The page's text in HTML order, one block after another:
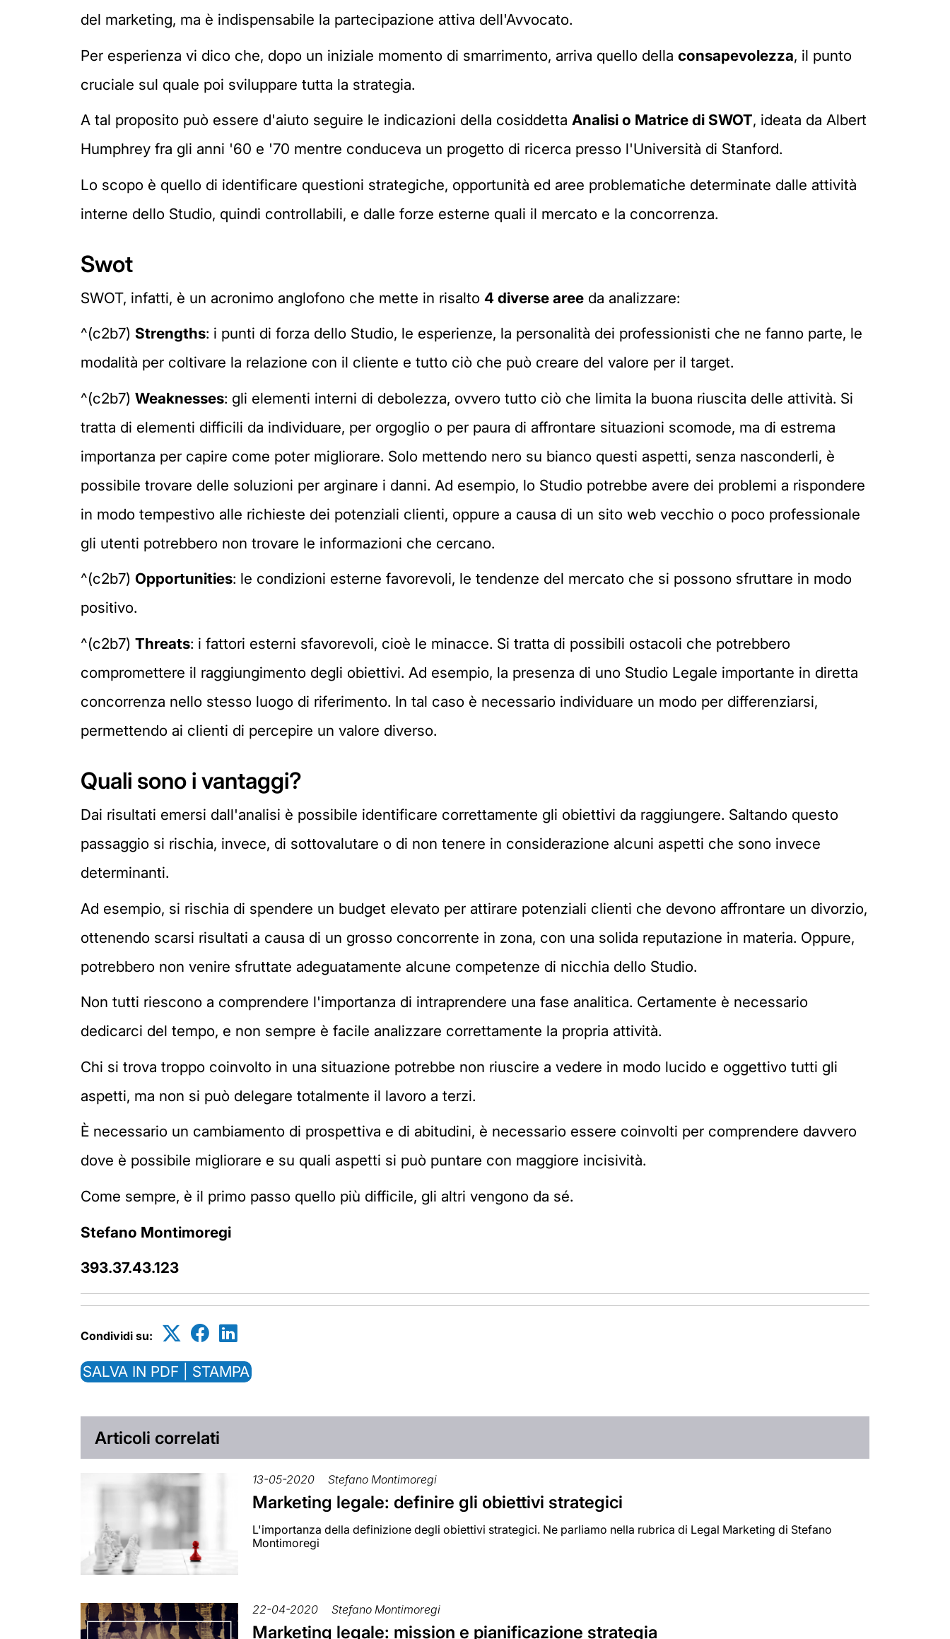
del marketing, ma è indispensabile la partecipazione attiva dell'Avvocato.
Per esperienza vi dico che, dopo un iniziale momento di smarrimento, arriva quello della consapevolezza, il punto
cruciale sul quale poi sviluppare tutta la strategia.
A tal proposito può essere d'aiuto seguire le indicazioni della cosiddetta Analisi o Matrice di SWOT, ideata da Albert
Humphrey fra gli anni '60 e '70 mentre conduceva un progetto di ricerca presso l'Università di Stanford.
Lo scopo è quello di identificare questioni strategiche, opportunità ed aree problematiche determinate dalle attività
interne dello Studio, quindi controllabili, e dalle forze esterne quali il mercato e la concorrenza.
Swot
SWOT, infatti, è un acronimo anglofono che mette in risalto 4 diverse aree da analizzare:
^(c2b7) Strengths: i punti di forza dello Studio, le esperienze, la personalità dei professionisti che ne fanno parte, le
modalità per coltivare la relazione con il cliente e tutto ciò che può creare del valore per il target.
^(c2b7) Weaknesses: gli elementi interni di debolezza, ovvero tutto ciò che limita la buona riuscita delle attività. Si
tratta di elementi difficili da individuare, per orgoglio o per paura di affrontare situazioni scomode, ma di estrema
importanza per capire come poter migliorare. Solo mettendo nero su bianco questi aspetti, senza nasconderli, è
possibile trovare delle soluzioni per arginare i danni. Ad esempio, lo Studio potrebbe avere dei problemi a rispondere
in modo tempestivo alle richieste dei potenziali clienti, oppure a causa di un sito web vecchio o poco professionale
gli utenti potrebbero non trovare le informazioni che cercano.
^(c2b7) Opportunities: le condizioni esterne favorevoli, le tendenze del mercato che si possono sfruttare in modo
positivo.
^(c2b7) Threats: i fattori esterni sfavorevoli, cioè le minacce. Si tratta di possibili ostacoli che potrebbero
compromettere il raggiungimento degli obiettivi. Ad esempio, la presenza di uno Studio Legale importante in diretta
concorrenza nello stesso luogo di riferimento. In tal caso è necessario individuare un modo per differenziarsi,
permettendo ai clienti di percepire un valore diverso.
Quali sono i vantaggi?
Dai risultati emersi dall'analisi è possibile identificare correttamente gli obiettivi da raggiungere. Saltando questo
passaggio si rischia, invece, di sottovalutare o di non tenere in considerazione alcuni aspetti che sono invece
determinanti.
Ad esempio, si rischia di spendere un budget elevato per attirare potenziali clienti che devono affrontare un divorzio,
ottenendo scarsi risultati a causa di un grosso concorrente in zona, con una solida reputazione in materia. Oppure,
potrebbero non venire sfruttate adeguatamente alcune competenze di nicchia dello Studio.
Non tutti riescono a comprendere l'importanza di intraprendere una fase analitica. Certamente è necessario
dedicarci del tempo, e non sempre è facile analizzare correttamente la propria attività.
Chi si trova troppo coinvolto in una situazione potrebbe non riuscire a vedere in modo lucido e oggettivo tutti gli
aspetti, ma non si può delegare totalmente il lavoro a terzi.
È necessario un cambiamento di prospettiva e di abitudini, è necessario essere coinvolti per comprendere davvero
dove è possibile migliorare e su quali aspetti si può puntare con maggiore incisività.
Come sempre, è il primo passo quello più difficile, gli altri vengono da sé.
Stefano Montimoregi
393.37.43.123
Condividi su:
SALVA IN PDF | STAMPA
Articoli correlati
13-05-2020 Stefano Montimoregi
Marketing legale: definire gli obiettivi strategici
L'importanza della definizione degli obiettivi strategici. Ne parliamo nella rubrica di Legal Marketing di Stefano
Montimoregi
22-04-2020 Stefano Montimoregi
Marketing legale: mission e pianificazione strategia